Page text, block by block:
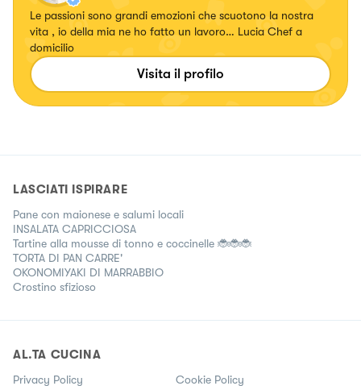
Le passioni sono grandi emozioni che scuotono la nostra
vita , io della mia ne ho fatto un lavoro… Lucia Chef a
domicilio
Visita il profilo
LASCIATI ISPIRARE
Pane con maionese e salumi locali
INSALATA CAPRICCIOSA
Tartine alla mousse di tonno e coccinelle 🐞🐞🐞
TORTA DI PAN CARRE'
OKONOMIYAKI DI MARRABBIO
Crostino sfizioso
AL.TA CUCINA
Privacy Policy Cookie Policy